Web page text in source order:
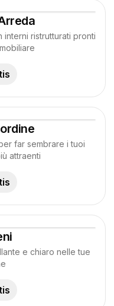
ristrutturati pronti
far sembrare i tuoi
attraenti
e chiaro nelle tue